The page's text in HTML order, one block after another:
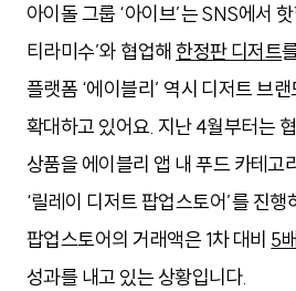
아이돌 그룹 ‘아이브’는 SNS에서
티라미수’와 협업해 한정판 디저트
플랫폼 ‘에이블리’ 역시 디저트 브
확대하고 있어요. 지난 4월부터는
상품을 에이블리 앱 내 푸드 카테고
‘릴레이 디저트 팝업스토어’를 진
팝업스토어의 거래액은 1차 대비 5
성과를 내고 있는 상황입니다.